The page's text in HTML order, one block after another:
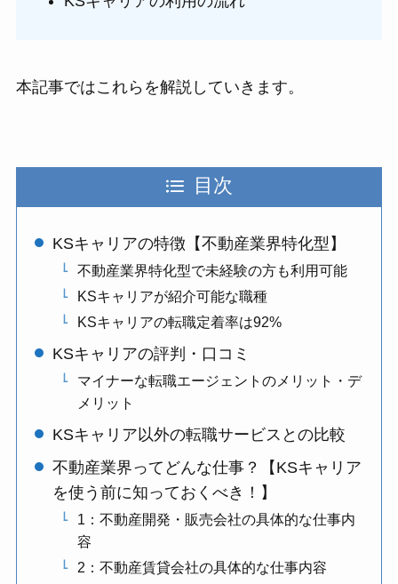
本記事ではこれらを解説していきます。
目次
KSキャリアの特徴【不動産業界特化型】
不動産業界特化型で未経験の方も利用可能
KSキャリアが紹介可能な職種
KSキャリアの転職定着率は92%
KSキャリアの評判・口コミ
マイナーな転職エージェントのメリット・デ
メリット
KSキャリア以外の転職サービスとの比較
不動産業界ってどんな仕事？【KSキャリア
を使う前に知っておくべき！】
1：不動産開発・販売会社の具体的な仕事内
容
2：不動産賃貸会社の具体的な仕事内容